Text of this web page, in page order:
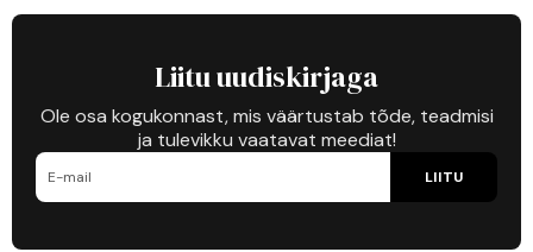
Liitu uudiskirjaga
Ole osa kogukonnast, mis väärtustab tõde, teadmisi
ja tulevikku vaatavat meediat!
LIITU